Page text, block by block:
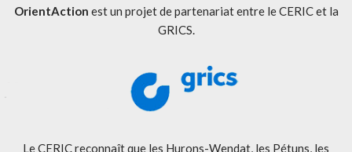
OrientAction est un projet de partenariat entre le CERIC et la
GRICS.
Le CERIC reconnaît que les Hurons-Wendat, les Pétuns, les